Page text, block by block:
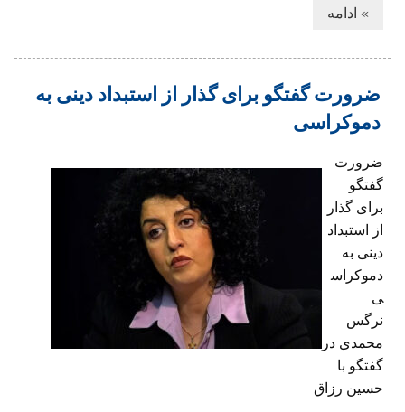
» ادامه
ضرورت گفتگو برای گذار از استبداد دینی به
دموکراسی
ضرورت
گفتگو
برای گذار
از استبداد
دینی به
دموکراس
ی
نرگس
محمدی در
گفتگو با
حسین رزاق